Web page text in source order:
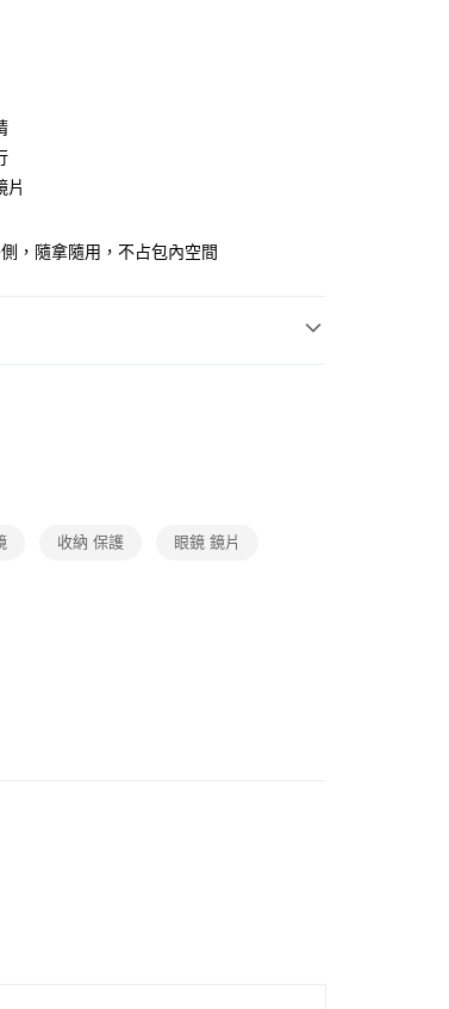
片
，隨拿隨用，不占包內空間
收納 保護 眼鏡 鏡片